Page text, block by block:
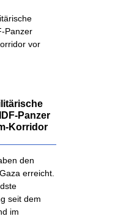
Panzer
Korridor
den
erreicht.
seit dem
im